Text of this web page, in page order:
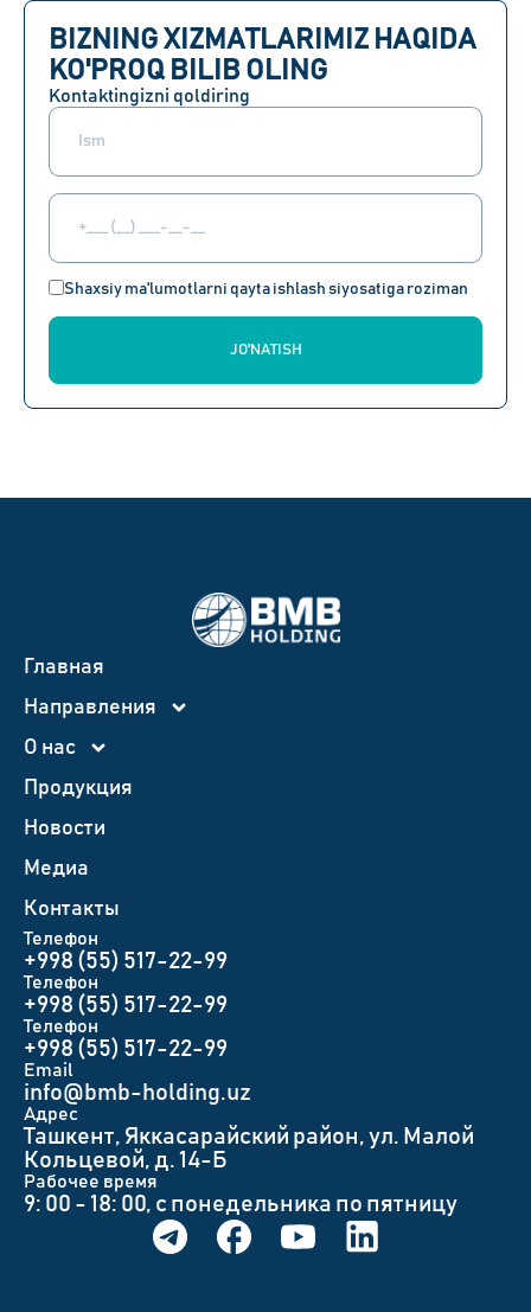
BIZNING XIZMATLARIMIZ HAQIDA
KO'PROQ BILIB OLING
Kontaktingizni qoldiring
Shaxsiy ma'lumotlarni qayta ishlash siyosatiga roziman
JO'NATISH
Главная
Направления
О нас
Продукция
Новости
Медиа
Контакты
Телефон
+998 (55) 517-22-99
Телефон
+998 (55) 517-22-99
Телефон
+998 (55) 517-22-99
Email
info@bmb-holding.uz​
Адрес
Ташкент, Яккасарайский район, ул. Малой
Кольцевой, д. 14-Б
Рабочее время
9: 00 - 18: 00, с понедельника по пятницу